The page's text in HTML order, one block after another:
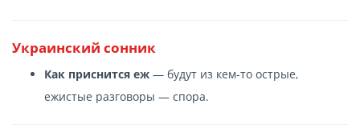
Украинский сонник
Как приснится еж — будут из кем-то острые,
ежистые разговоры — спора.